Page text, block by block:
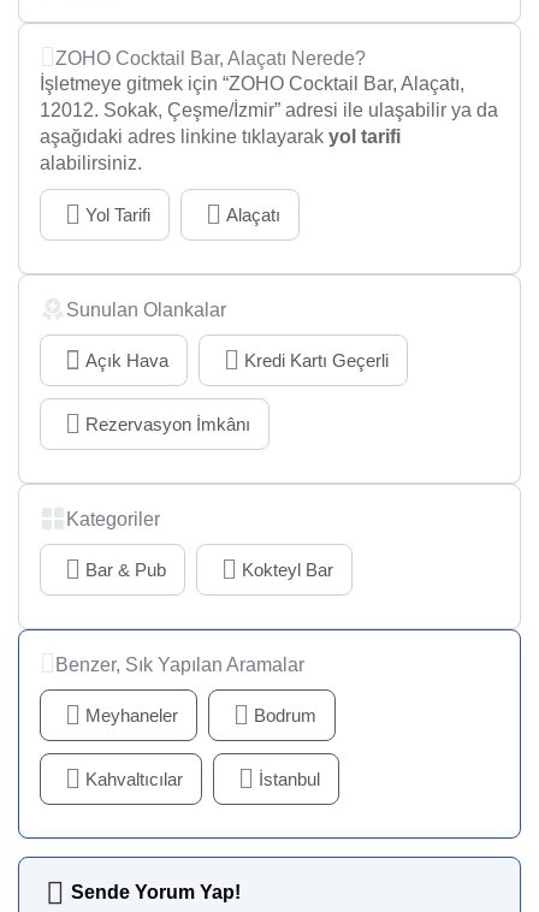
ZOHO Cocktail Bar, Alaçatı Nerede?
İşletmeye gitmek için “ZOHO Cocktail Bar, Alaçatı,
12012. Sokak, Çeşme/İzmir” adresi ile ulaşabilir ya da
aşağıdaki adres linkine tıklayarak yol tarifi
alabilirsiniz.
Yol Tarifi Alaçatı
Sunulan Olankalar
Açık Hava Kredi Kartı Geçerli
Rezervasyon İmkânı
Kategoriler
Bar & Pub Kokteyl Bar
Benzer, Sık Yapılan Aramalar
Meyhaneler Bodrum
Kahvaltıcılar İstanbul
Sende Yorum Yap!